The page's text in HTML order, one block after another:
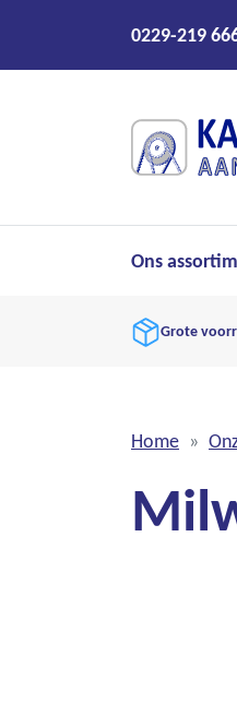
0229-219
Ons
Grote
Home